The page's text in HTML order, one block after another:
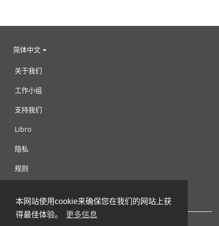
本网站使用cookie来确保您在我们的网站上获
得最佳体验。
更多信息
简体中文
关于我们
工作小组
支持我们
Libro
隐私
规则